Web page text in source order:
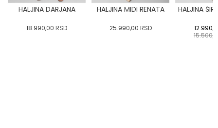
HALJINA DARJANA
18.990,00 RSD
HALJINA MIDI RENATA
25.990,00 RSD
HALJINA